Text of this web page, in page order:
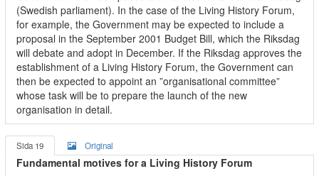
(Swedish parliament). In the case of the Living History Forum,
for example, the Government may be expected to include a
proposal in the September 2001 Budget Bill, which the Riksdag
will debate and adopt in December. If the Riksdag approves the
establishment of a Living History Forum, the Government can
then be expected to appoint an ”organisational committee”
whose task will be to prepare the launch of the new
organisation in detail.
Sida 19 Original
Fundamental motives for a Living History Forum